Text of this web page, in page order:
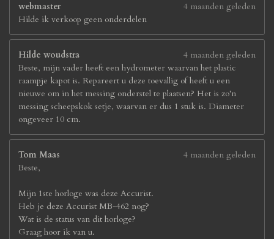
webmaster
4 maanden geleden
Hilde ik verkoop geen onderdelen
Hilde woudstra
4 maanden geleden
Beste, mijn vader heeft een hydrometer waarvan het plastic
raampje kapot is. Repareert u deze toevallig of heeft u een
nieuwe om in het messing onderstel te plaatsen? Het is zo’n
messing scheepskok setje, waarvan er dus 1 stuk is. Diameter
ongeveer 10 cm.
Tom Maas
4 maanden geleden
Beste,
Mijn 1ste horloge was deze Accurist.
Heb je deze Accurist MB-462 nog?
Wat is de status van dit horloge?
Graag hoor ik van u.